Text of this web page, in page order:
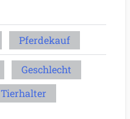
Pferdekauf
Geschlecht
Tierhalter